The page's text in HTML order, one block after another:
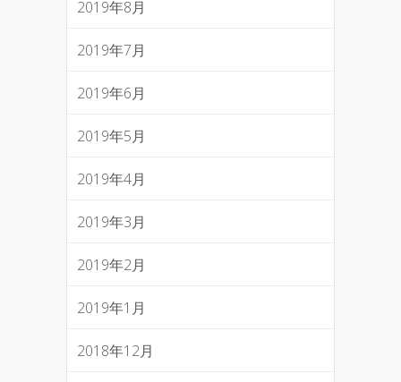
2019年8月
2019年7月
2019年6月
2019年5月
2019年4月
2019年3月
2019年2月
2019年1月
2018年12月